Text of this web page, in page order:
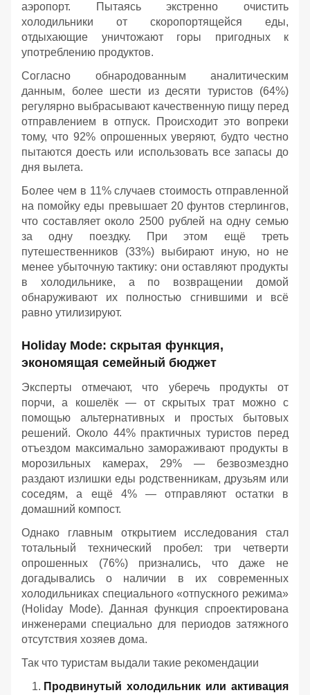
аэропорт. Пытаясь экстренно очистить
холодильники от скоропортящейся еды,
отдыхающие уничтожают горы пригодных к
употреблению продуктов.
Согласно обнародованным аналитическим
данным, более шести из десяти туристов (64%)
регулярно выбрасывают качественную пищу перед
отправлением в отпуск. Происходит это вопреки
тому, что 92% опрошенных уверяют, будто честно
пытаются доесть или использовать все запасы до
дня вылета.
Более чем в 11% случаев стоимость отправленной
на помойку еды превышает 20 фунтов стерлингов,
что составляет около 2500 рублей на одну семью
за одну поездку. При этом ещё треть
путешественников (33%) выбирают иную, но не
менее убыточную тактику: они оставляют продукты
в холодильнике, а по возвращении домой
обнаруживают их полностью сгнившими и всё
равно утилизируют.
Holiday Mode: скрытая функция,
экономящая семейный бюджет
Эксперты отмечают, что уберечь продукты от
порчи, а кошелёк — от скрытых трат можно с
помощью альтернативных и простых бытовых
решений. Около 44% практичных туристов перед
отъездом максимально замораживают продукты в
морозильных камерах, 29% — безвозмездно
раздают излишки еды родственникам, друзьям или
соседям, а ещё 4% — отправляют остатки в
домашний компост.
Однако главным открытием исследования стал
тотальный технический пробел: три четверти
опрошенных (76%) признались, что даже не
догадывались о наличии в их современных
холодильниках специального «отпускного режима»
(Holiday Mode). Данная функция спроектирована
инженерами специально для периодов затяжного
отсутствия хозяев дома.
Так что туристам выдали такие рекомендации
Продвинутый холодильник или активация